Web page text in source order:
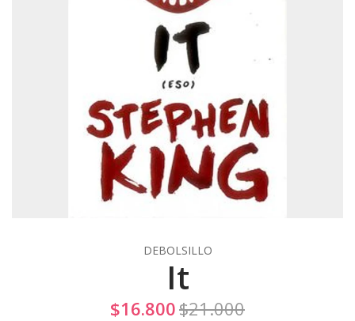
DEBOLSILLO
It
$16.800$21.000